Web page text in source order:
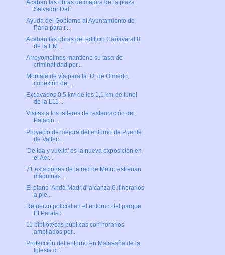
Acaban las obras de mejora de la plaza
Salvador Dalí
Ayuda del Gobierno al Ayuntamiento de
Parla para r...
Acaban las obras del edificio Cañaveral 8
de la EM...
Arroyomolinos mantiene su tasa de
criminalidad por...
Montaje de vía para la ‘U’ de Olmedo,
conexión de ...
Excavados 0,5 km de los 1,1 km de túnel
de la L11 ...
Visitas a los talleres de restauración del
Palacio...
Proyecto de mejora del entorno de Puente
de Vallec...
'De ida y vuelta' es la nueva exposición en
el Aer...
71 estaciones de la red de Metro estrenan
máquinas...
El plano 'Anda Madrid' alcanza 6 itinerarios
a pie...
Refuerzo policial en el entorno del parque
El Paraíso
11 bibliotecas públicas con horarios
ampliados por...
Protección del entorno en Malasaña de la
Iglesia d...